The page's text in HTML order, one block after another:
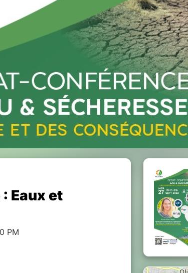
Eaux et
PM